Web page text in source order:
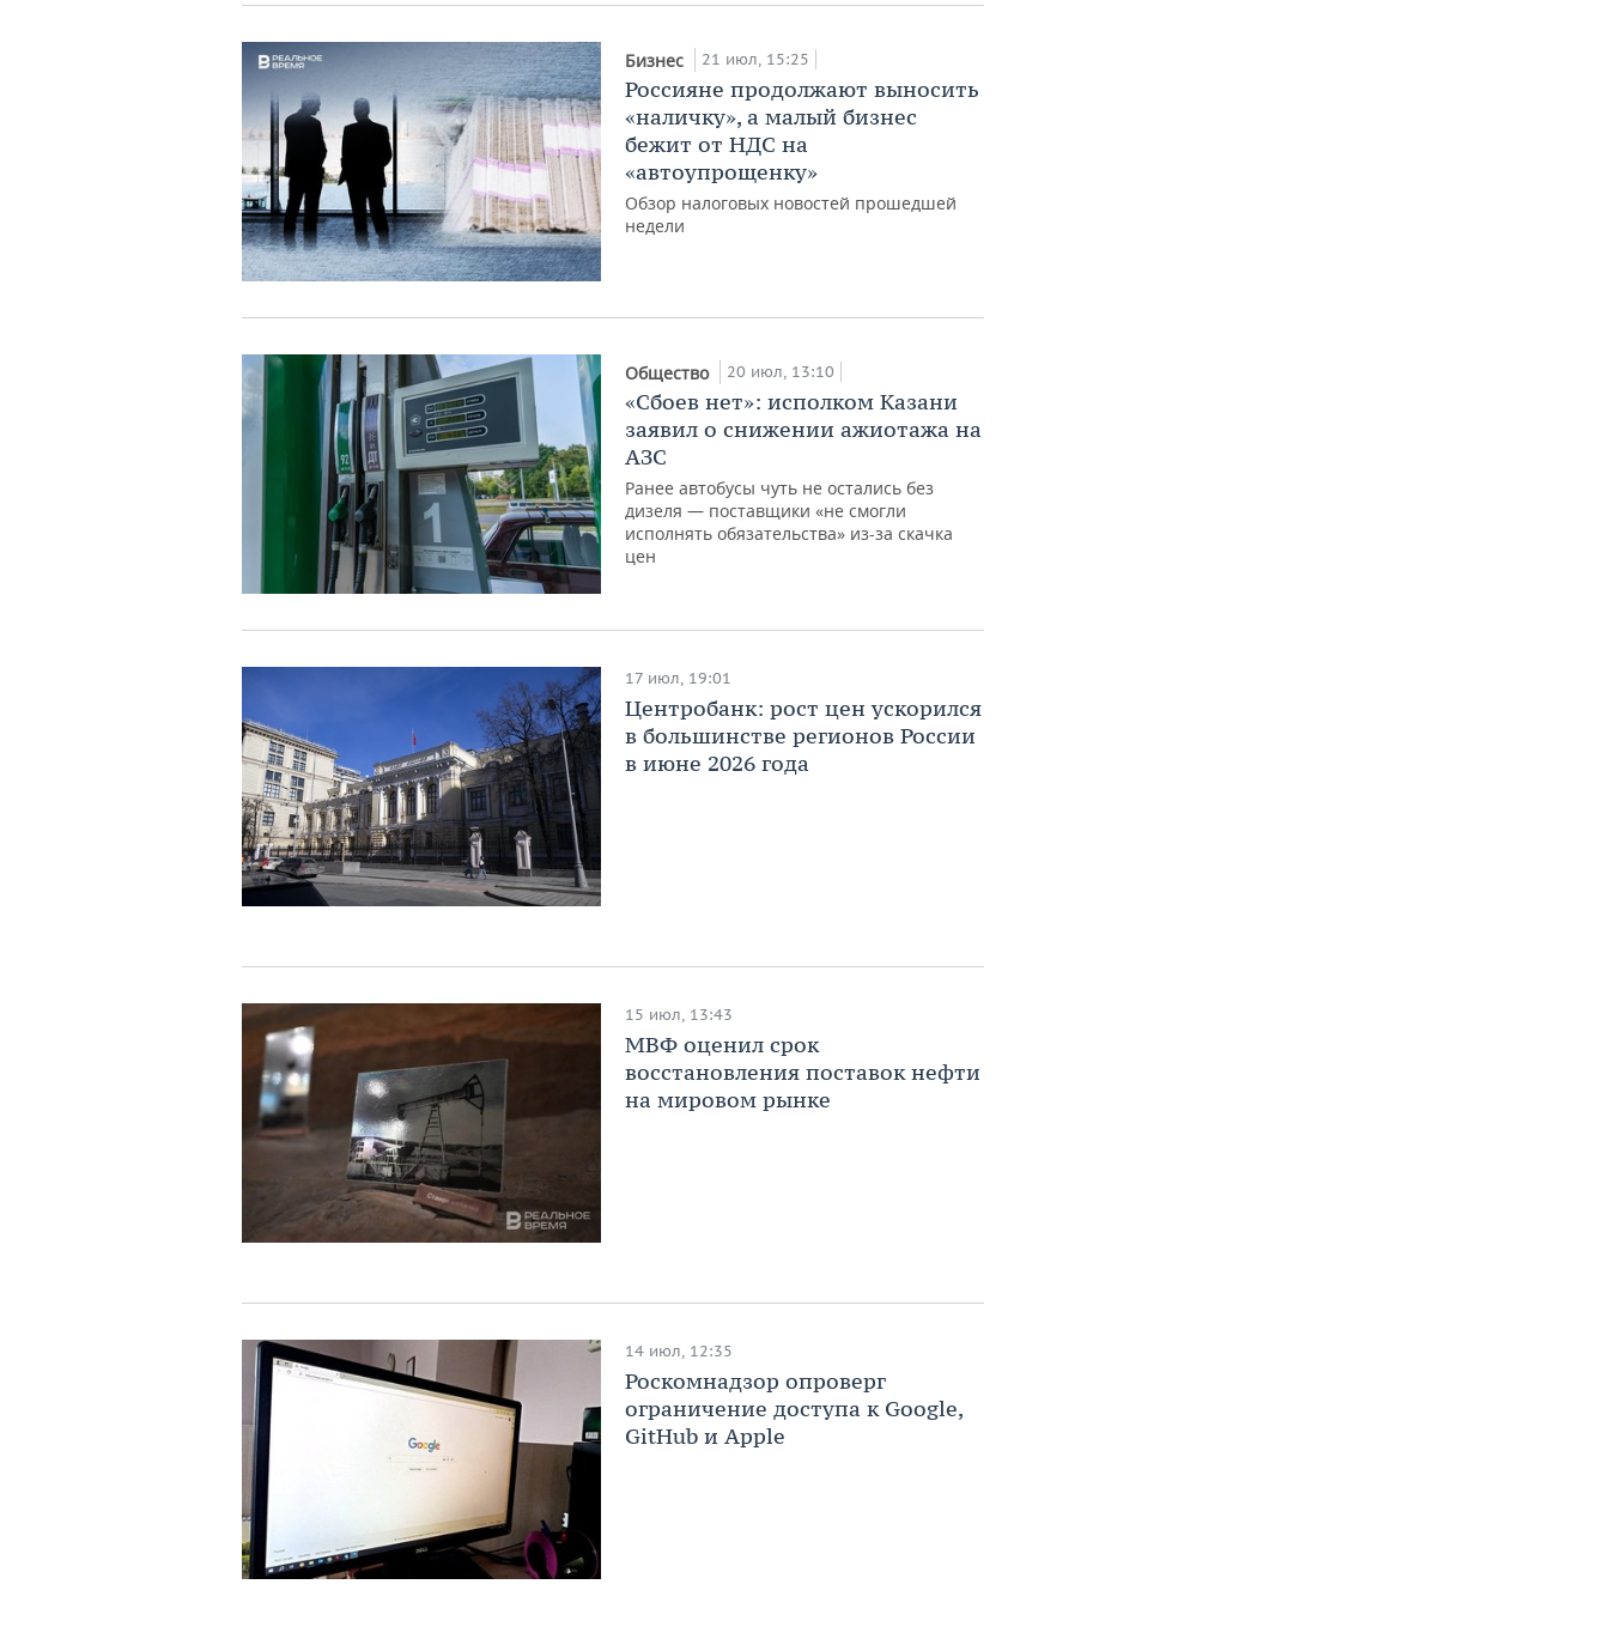
Бизнес 21 июл, 15:25
Россияне продолжают выносить
«наличку», а малый бизнес
бежит от НДС на
«автоупрощенку»
Обзор налоговых новостей прошедшей
недели
Общество 20 июл, 13:10
«Сбоев нет»: исполком Казани
заявил о снижении ажиотажа на
АЗС
Ранее автобусы чуть не остались без
дизеля — поставщики «не смогли
исполнять обязательства» из-за скачка
цен
17 июл, 19:01
Центробанк: рост цен ускорился
в большинстве регионов России
в июне 2026 года
15 июл, 13:43
МВФ оценил срок
восстановления поставок нефти
на мировом рынке
14 июл, 12:35
Роскомнадзор опроверг
ограничение доступа к Google,
GitHub и Apple